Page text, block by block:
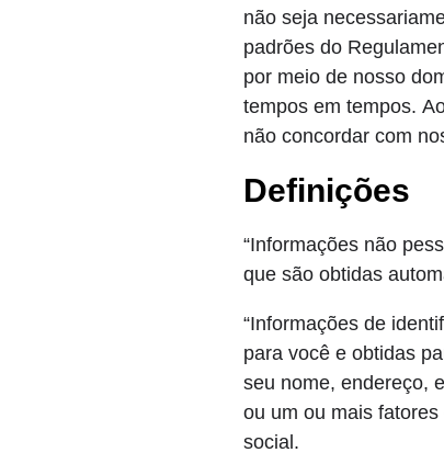
não seja
padrões do
por meio de nosso
tempos em tempos.
não concordar com
Definições
“Informações não
que são obtidas
“Informações de
para você e obtidas
seu nome, endereço,
ou um ou mais
social.